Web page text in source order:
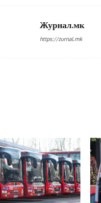
Журнал.мк
https://zurnal.mk